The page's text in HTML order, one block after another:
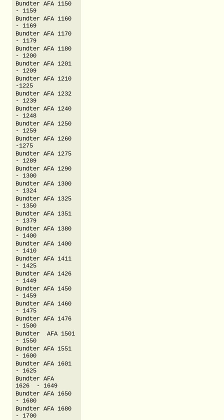
Bundter AFA 1150
- 1159
Bundter AFA 1160
- 1169
Bundter AFA 1170
- 1179
Bundter AFA 1180
- 1200
Bundter AFA 1201
- 1209
Bundter AFA 1210
-1225
Bundter AFA 1232
- 1239
Bundter AFA 1240
- 1248
Bundter AFA 1250
- 1259
Bundter AFA 1260
-1275
Bundter AFA 1275
- 1289
Bundter AFA 1290
- 1300
Bundter AFA 1300
- 1324
Bundter AFA 1325
- 1350
Bundter AFA 1351
- 1379
Bundter AFA 1380
- 1400
Bundter AFA 1400
- 1410
Bundter AFA 1411
- 1425
Bundter AFA 1426
- 1449
Bundter AFA 1450
- 1459
Bundter AFA 1460
- 1475
Bundter AFA 1476
- 1500
Bundter AFA 1501
- 1550
Bundter AFA 1551
- 1600
Bundter AFA 1601
- 1625
Bundter AFA
1626 - 1649
Bundter AFA 1650
- 1680
Bundter AFA 1680
- 1700